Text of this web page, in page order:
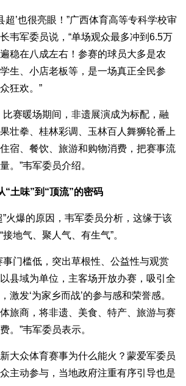
’也很亮眼！”广西体育高等专科学校审
韦军委员说，“单场观众最多冲到6.5万
稳在八成左右！参赛的球员大多是农
生、小店老板等，是一场真正全民参
狂欢。”
赛暖场期间，非遗展演成为标配，融
壮拳、桂林彩调、玉林百人舞狮轮番上
宿、餐饮、旅游和购物消费，把赛事流
。”韦军委员介绍。
“土味”到“顶流”的密码
爆的原因，韦军委员分析，这缘于该
地气、聚人气、有生气”。
门槛低，突出草根性、公益性与观赏
县域为单位，主客场开放办赛，吸引全
激发‘为家乡而战’的参与感和荣誉感。
旅商，将非遗、美食、特产、旅游与赛
。”韦军委员表示。
众体育赛事为什么能火？蒙爱军委员
主动参与，当地政府注重有序引导也是